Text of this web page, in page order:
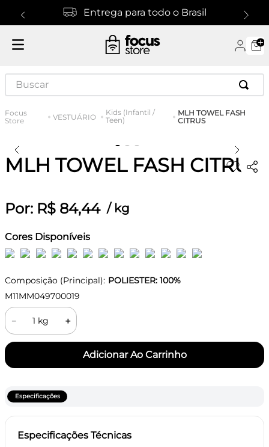
Entrega para todo o Brasil
Buscar
VESTUÁRIO
Kids (Infantil /
Teen)
MLH TOWEL FASH
CITRUS
MLH TOWEL FASH CITRUS
Por: R$ 84,44 / kg
Cores Disponíveis
Composição (Principal): POLIESTER: 100%
M11MM049700019
＋
－
Especificações
Especificações Técnicas